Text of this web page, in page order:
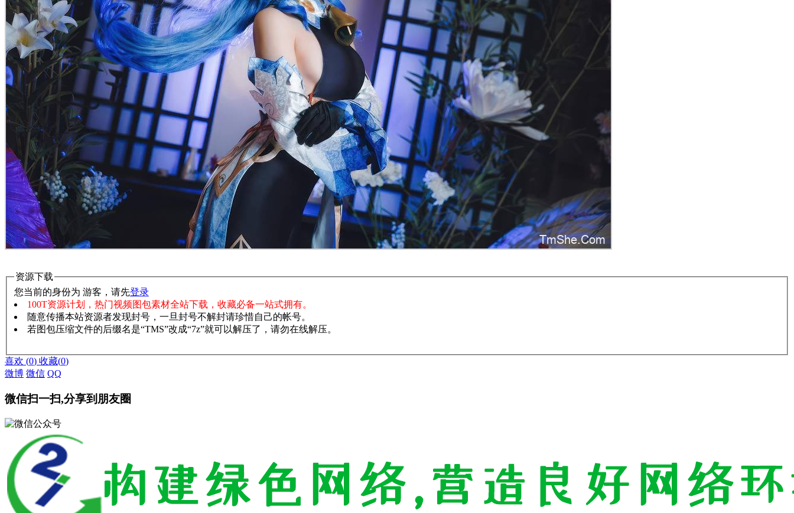
资源下载
您当前的身份为 游客，请先登录
100T资源计划，热门视频图包素材全站下载，收藏必备一站式拥有。
随意传播本站资源者发现封号，一旦封号不解封请珍惜自己的帐号。
若图包压缩文件的后缀名是“TMS”改成“7z”就可以解压了，请勿在线解压。
喜欢 (0) 收藏(0)
微博 微信 QQ
微信扫一扫,分享到朋友圈